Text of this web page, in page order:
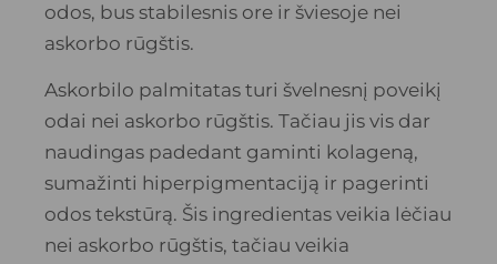
odos, bus stabilesnis ore ir šviesoje nei
askorbo rūgštis.
Askorbilo palmitatas turi švelnesnį poveikį
odai nei askorbo rūgštis. Tačiau jis vis dar
naudingas padedant gaminti kolageną,
sumažinti hiperpigmentaciją ir pagerinti
odos tekstūrą. Šis ingredientas veikia lėčiau
nei askorbo rūgštis, tačiau veikia